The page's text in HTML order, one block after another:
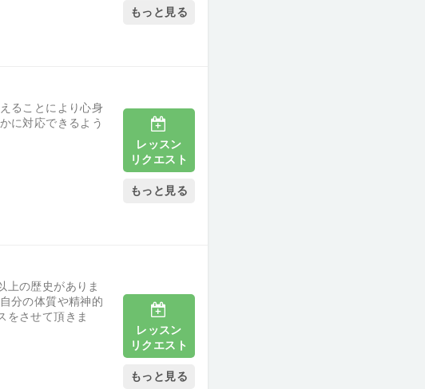
もっと見る
ることにより心身
に対応できるよう
レッスン
リクエスト
もっと見る
上の歴史がありま
分の体質や精神的
をさせて頂きま
レッスン
リクエスト
もっと見る